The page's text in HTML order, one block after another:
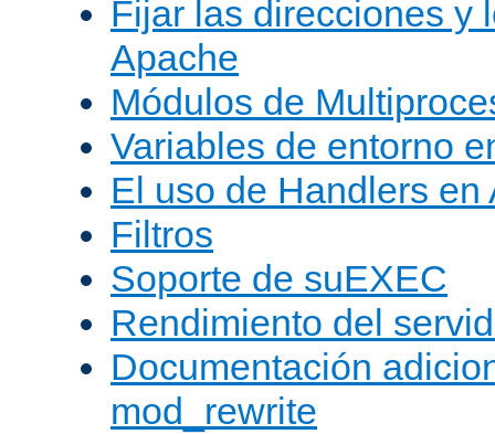
Fijar las direcciones y
Apache
Módulos de
Variables de entorno
El uso de Handlers en
Filtros
Soporte de suEXEC
Rendimiento del
Documentación
mod_rewrite